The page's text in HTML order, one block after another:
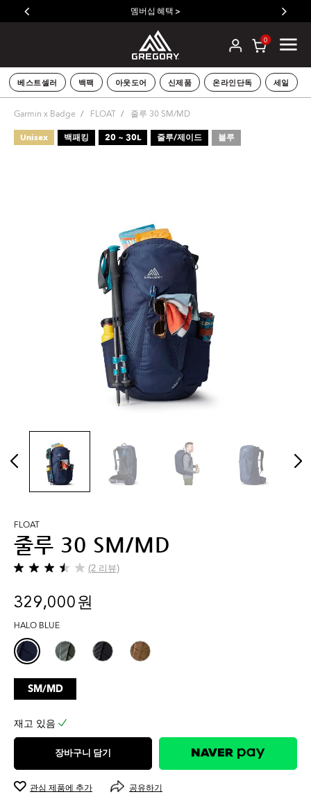
멤버십 혜택 > SUSZY 백팩 구매 시
0
베스트셀러 백팩 아웃도어 신제품 온라인단독 세일
Garmin x Badge FLOAT 줄루 30 SM/MD
Unisex 백패킹 20 ~ 30L 줄루/제이드 블루
FLOAT
줄루 30 SM/MD
(2 리뷰)
별
개
3.5
개
입
니
다.
상
품
329,000 원
HALO BLUE
SM/MD
재고 있음
장바구니 담기
관심 제품에 추가 공유하기